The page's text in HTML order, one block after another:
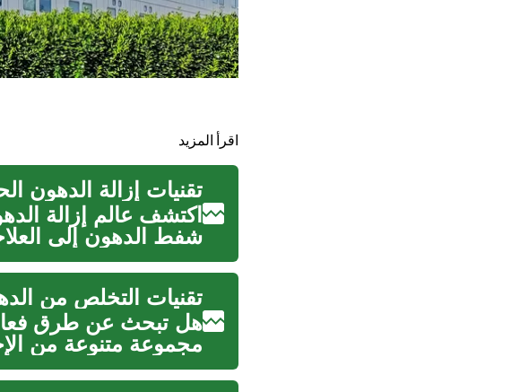
اقرأ المزيد
تقنيات إزالة الدهون
اكتشف عالم إزالة
شفط الدهون إلى
تقنيات التخلص من
هل تبحث عن طرق فعالة
مجموعة متنوعة من
ال...